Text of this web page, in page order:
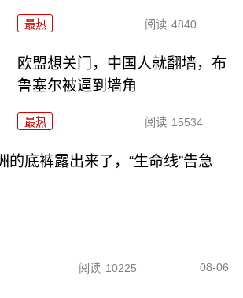
最热 阅读 4840
欧盟想关门，中国人就翻墙，布
鲁塞尔被逼到墙角
最热 阅读 15534
的底裤露出来了，“生命线”告急
阅读 10225 08-06